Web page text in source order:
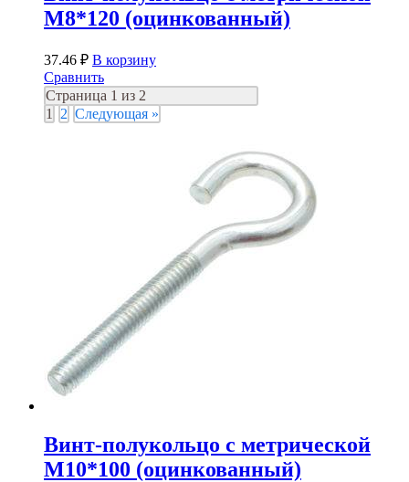
М8*120 (оцинкованный)
37.46 ₽ В корзину
Сравнить
Страница 1 из 2
1
2 Следующая »
Винт-полукольцо с метрической
М10*100 (оцинкованный)